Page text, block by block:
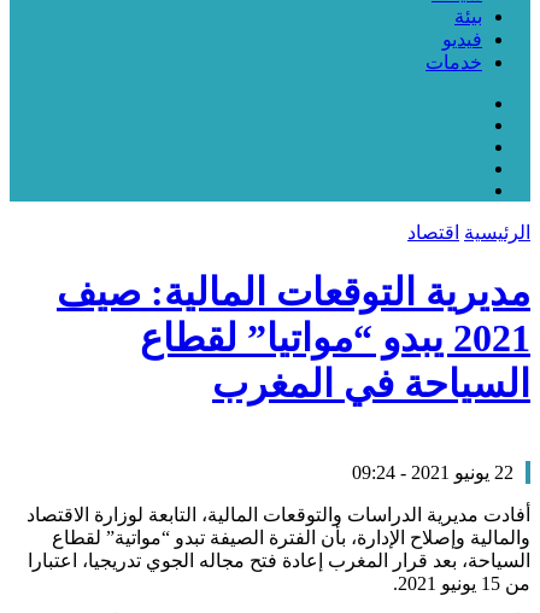
بيئة
فيديو
خدمات
الرئيسية اقتصاد
مديرية التوقعات المالية: صيف
2021 يبدو “مواتيا” لقطاع
السياحة في المغرب
22 يونيو 2021 - 09:24
أفادت مديرية الدراسات والتوقعات المالية، التابعة لوزارة الاقتصاد
والمالية وإصلاح الإدارة، بأن الفترة الصيفة تبدو “مواتية” لقطاع
السياحة، بعد قرار المغرب إعادة فتح مجاله الجوي تدريجيا، اعتبارا
من 15 يونيو 2021.